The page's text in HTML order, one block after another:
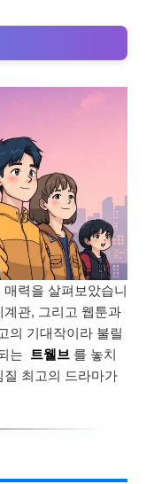
매력을 살펴보았습니
관, 그리고 웹툰과
의 기대작이라 불릴
는 트웰브 를 놓치
최고의 드라마가